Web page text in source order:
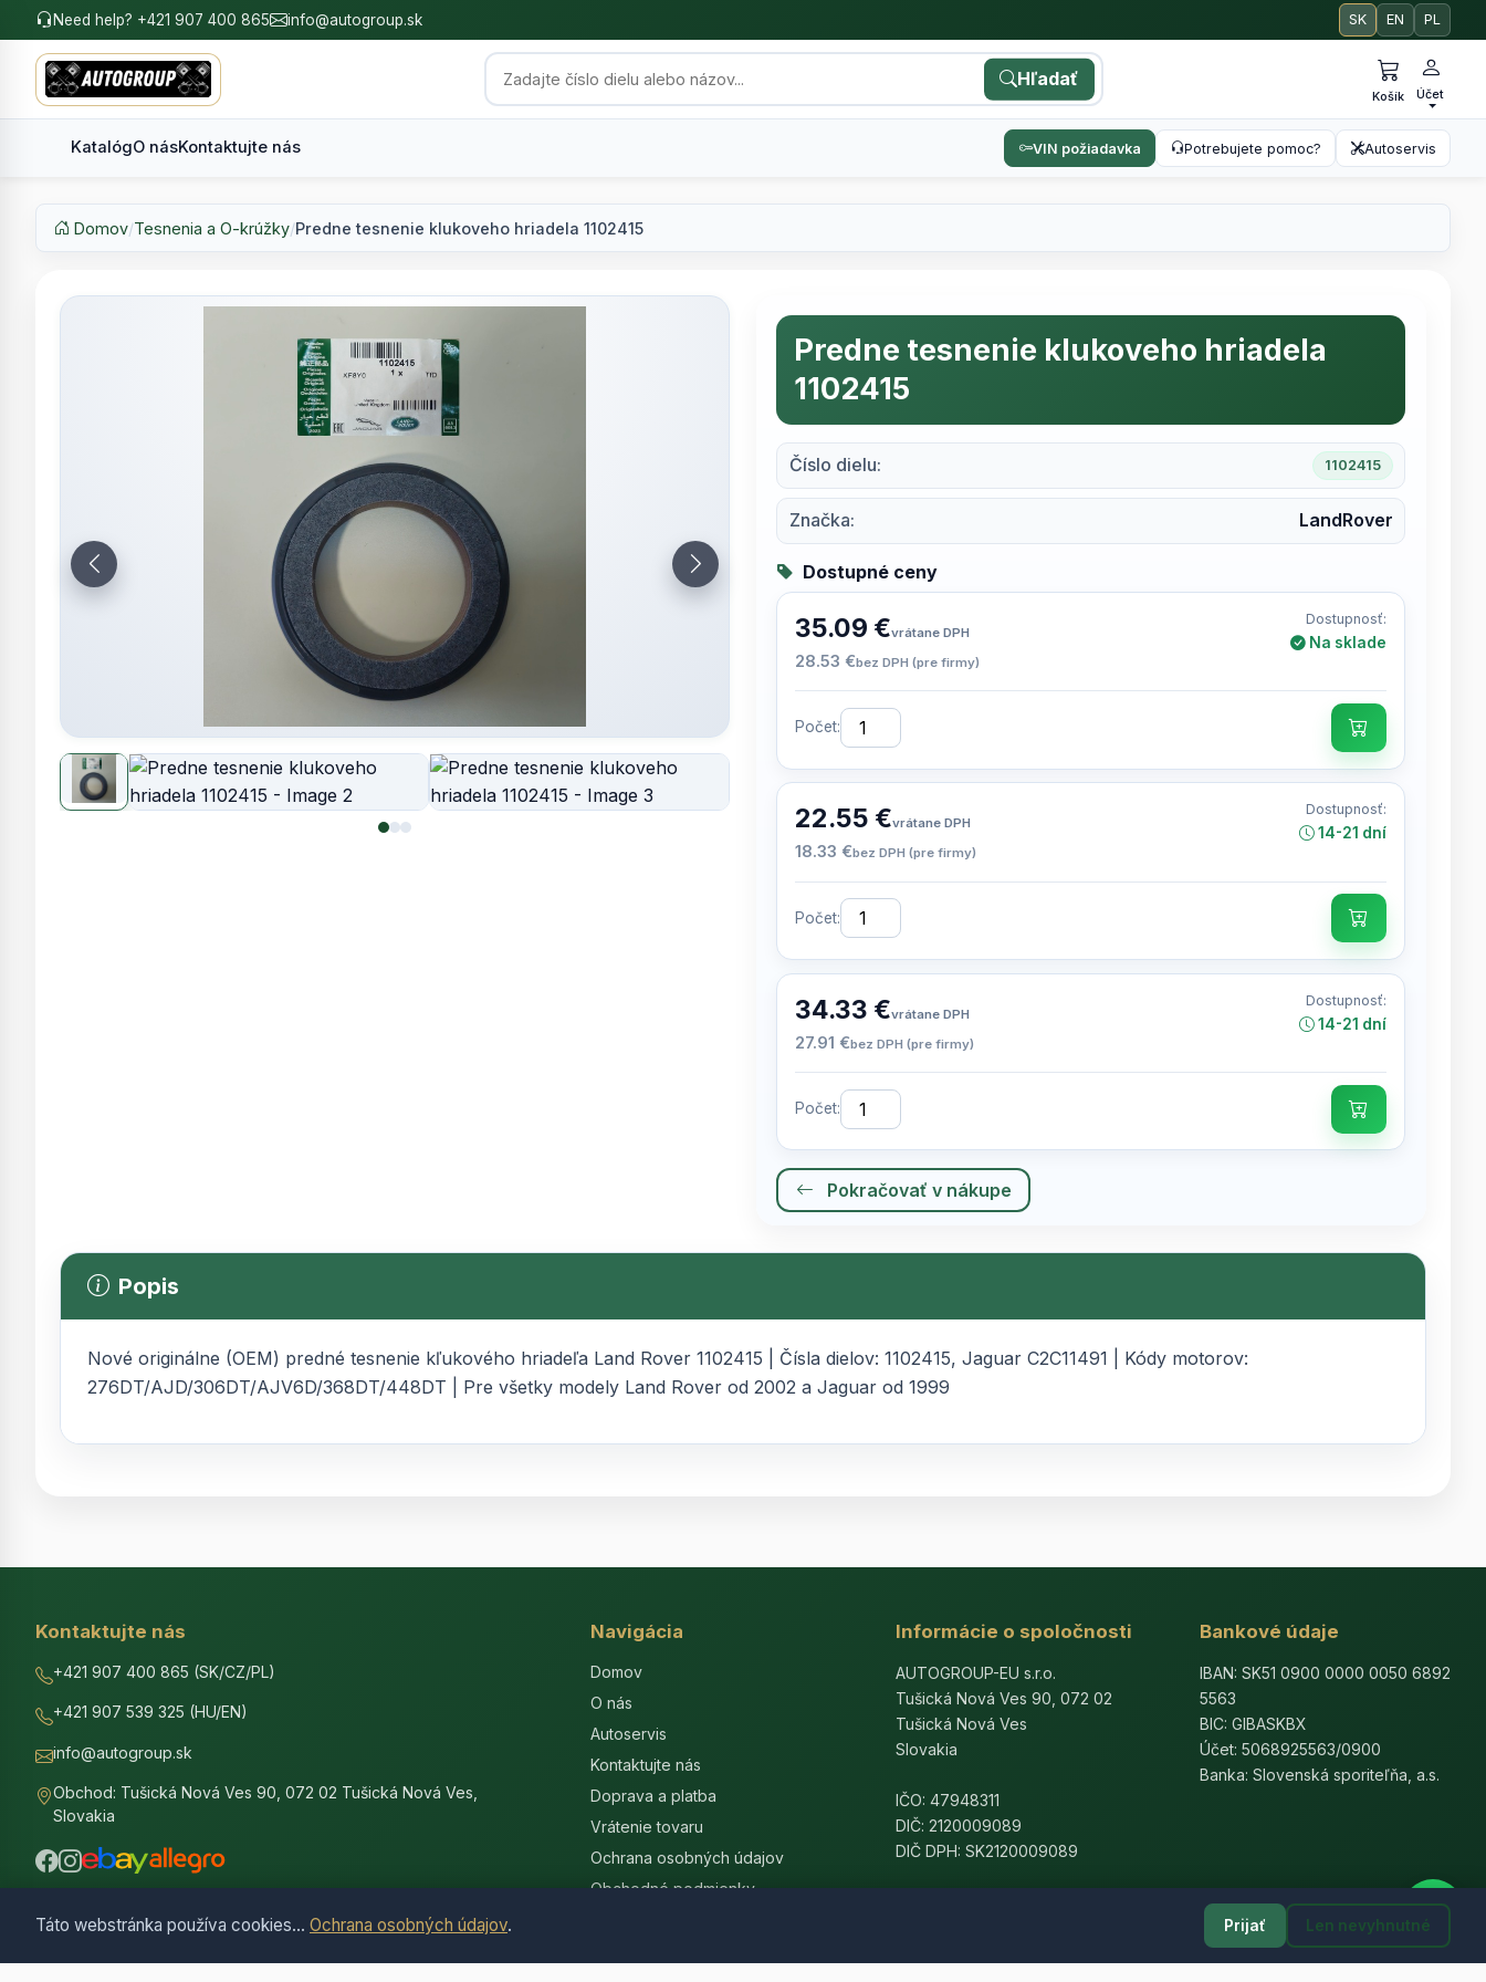
Táto webstránka používa cookies... Ochrana osobných údajov. Prijať Len nevyhnutné
Need help? +421 907 400 865 info@autogroup.sk SK EN PL
Hľadať
Košík Účet
KatalógO násKontaktujte nás VIN požiadavka Potrebujete pomoc? Autoservis
Domov/Tesnenia a O-krúžky/Predne tesnenie klukoveho hriadela 1102415
Predne tesnenie klukoveho hriadela
1102415
Číslo dielu: 1102415
Značka: LandRover
Dostupné ceny
35.09 €vrátane DPH
28.53 €bez DPH (pre firmy)
Dostupnosť:
Na sklade
Počet:
22.55 €vrátane DPH
18.33 €bez DPH (pre firmy)
Dostupnosť:
14-21 dní
Počet:
34.33 €vrátane DPH
27.91 €bez DPH (pre firmy)
Dostupnosť:
14-21 dní
Počet:
Pokračovať v nákupe
Popis
Nové originálne (OEM) predné tesnenie kľukového hriadeľa Land Rover 1102415 | Čísla dielov: 1102415, Jaguar C2C11491 | Kódy motorov:
276DT/AJD/306DT/AJV6D/368DT/448DT | Pre všetky modely Land Rover od 2002 a Jaguar od 1999
Kontaktujte nás
+421 907 400 865 (SK/CZ/PL)
+421 907 539 325 (HU/EN)
info@autogroup.sk
Obchod: Tušická Nová Ves 90, 072 02 Tušická Nová Ves,
Slovakia
Navigácia
Domov
O nás
Autoservis
Kontaktujte nás
Doprava a platba
Vrátenie tovaru
Ochrana osobných údajov
Obchodné podmienky
Informácie o spoločnosti
AUTOGROUP-EU s.r.o.
Tušická Nová Ves 90, 072 02
Tušická Nová Ves
Slovakia
IČO: 47948311
DIČ: 2120009089
DIČ DPH: SK2120009089
Bankové údaje
IBAN: SK51 0900 0000 0050 6892
5563
BIC: GIBASKBX
Účet: 5068925563/0900
Banka: Slovenská sporiteľňa, a.s.